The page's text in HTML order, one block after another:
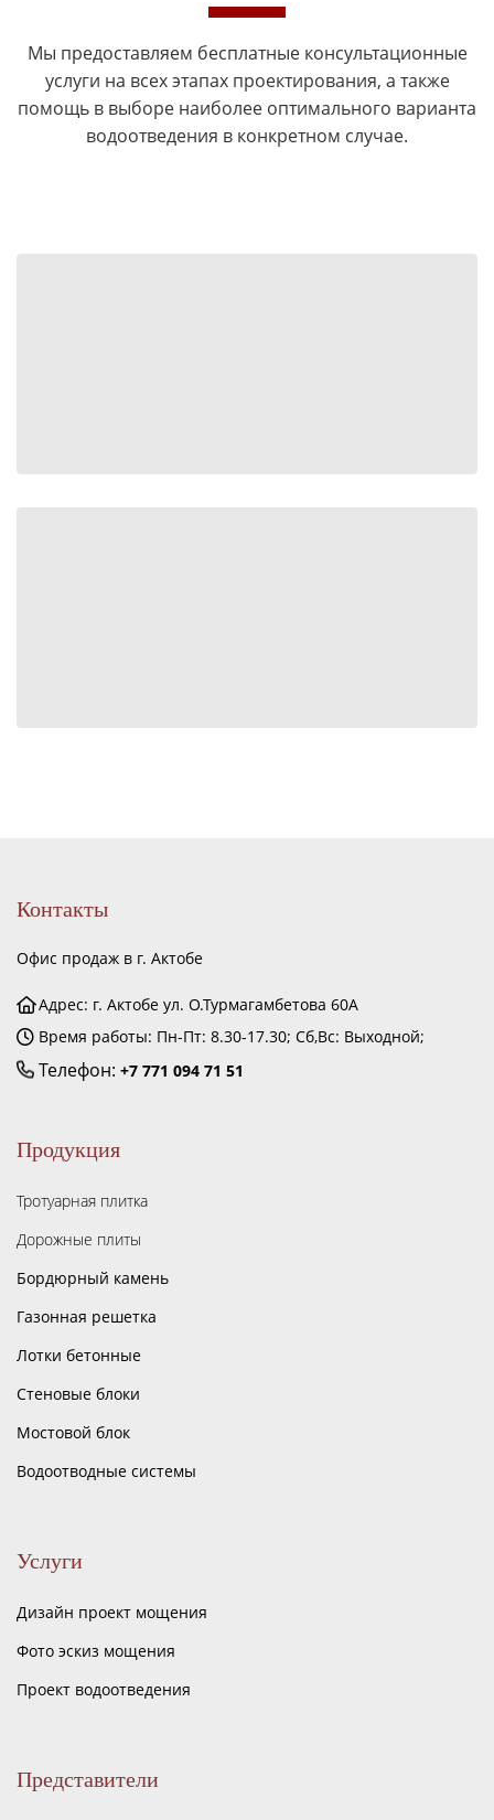
Мы предоставляем бесплатные консультационные
услуги на всех этапах проектирования, а также
помощь в выборе наиболее оптимального варианта
водоотведения в конкретном случае.
Контакты
Офис продаж в г. Актобе
Адрес: г. Актобе ул. О.Турмагамбетова 60А
Время работы: Пн-Пт: 8.30-17.30; Сб,Вс: Выходной;
Телефон: +7 771 094 71 51
Продукция
Тротуарная плитка
Дорожные плиты
Бордюрный камень
Газонная решетка
Лотки бетонные
Стеновые блоки
Мостовой блок
Водоотводные системы
Услуги
Дизайн проект мощения
Фото эскиз мощения
Проект водоотведения
Представители